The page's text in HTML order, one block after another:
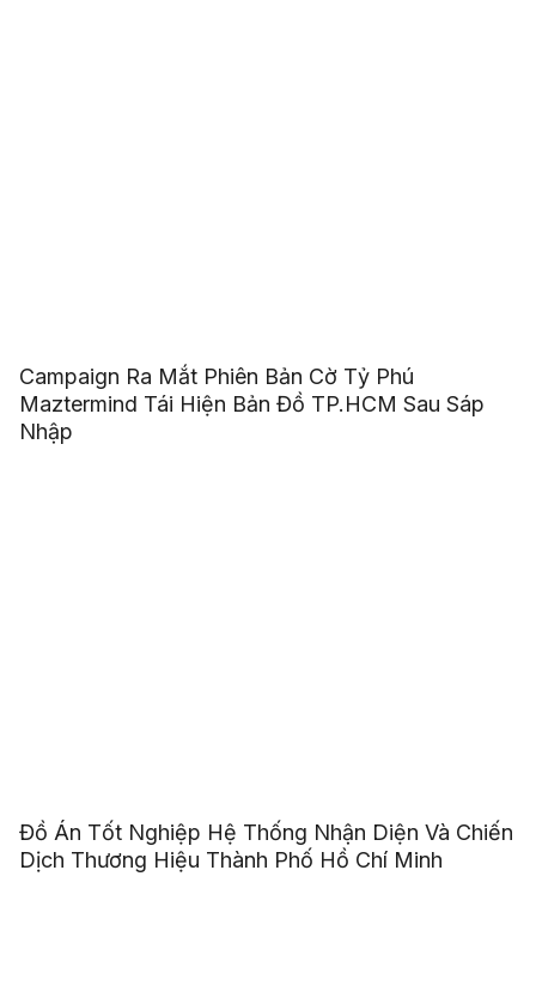
Campaign Ra Mắt Phiên Bản Cờ Tỷ Phú
Maztermind Tái Hiện Bản Đồ TP.HCM Sau Sáp
Nhập
Đồ Án Tốt Nghiệp Hệ Thống Nhận Diện Và Chiến
Dịch Thương Hiệu Thành Phố Hồ Chí Minh